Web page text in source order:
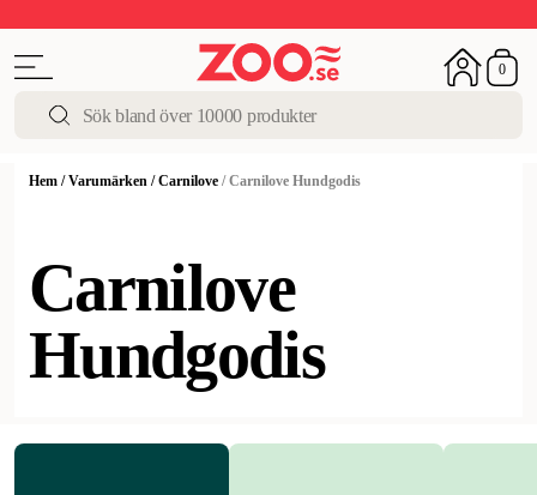
0
Hem /Varumärken /Carnilove /Carnilove Hundgodis
Carnilove
Hundgodis